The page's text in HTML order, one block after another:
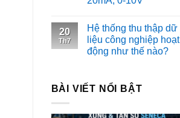
20
Th7
Hệ thống thu thập dữ
liệu công nghiệp hoạt
động như thế nào?
BÀI VIẾT NỔI BẬT